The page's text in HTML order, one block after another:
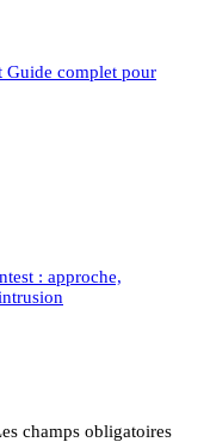
Guide complet pour
: approche,
champs obligatoires